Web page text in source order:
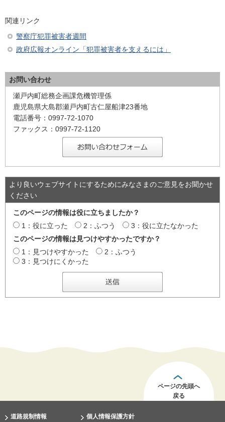
関連リンク
警察庁犯罪被害者週間
政府広報オンライン「犯罪被害者を支えるには」
お問い合わせ
瀬戸内町総務企画課危機管理係
鹿児島県大島郡瀬戸内町古仁屋船津23番地
電話番号：0997-72-1070
ファックス：0997-72-1120
より良いウェブサイトにするためにみなさまのご意見をお聞かせ
ください
このページの情報は役に立ちましたか？
1：役に立った
2：ふつう
3：役に立たなかった
このページの情報は見つけやすかったですか？
1：見つけやすかった
2：ふつう
3：見つけにくかった
ページの先頭へ
戻る
道路規制情報 個人情報保護方針